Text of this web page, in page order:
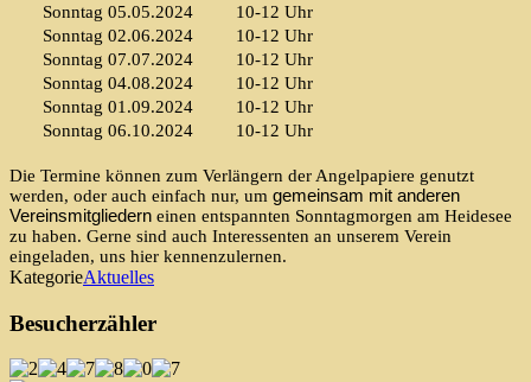
Sonntag 05.05.2024 10-12 Uhr
Sonntag 02.06.2024 10-12 Uhr
Sonntag 07.07.2024 10-12 Uhr
Sonntag 04.08.2024 10-12 Uhr
Sonntag 01.09.2024 10-12 Uhr
Sonntag 06.10.2024 10-12 Uhr
Die Termine können zum Verlängern der Angelpapiere genutzt
werden, oder auch einfach nur, um gemeinsam mit anderen
Vereinsmitgliedern einen entspannten Sonntagmorgen am Heidesee
zu haben. Gerne sind auch Interessenten an unserem Verein
eingeladen, uns hier kennenzulernen.
KategorieAktuelles
Besucherzähler